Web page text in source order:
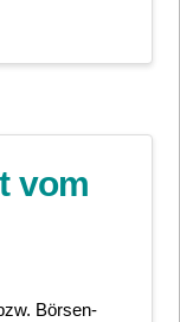
vom
Börsen-